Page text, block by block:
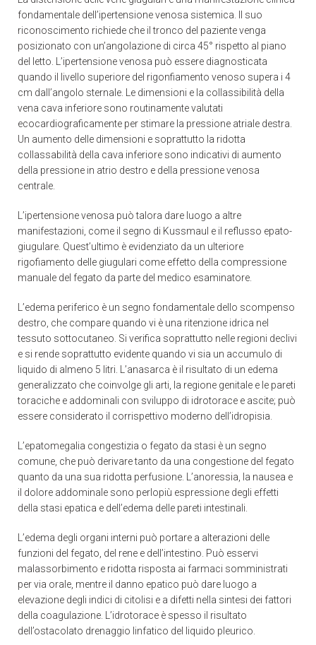
fondamentale dell’ipertensione venosa sistemica. Il suo
riconoscimento richiede che il tronco del paziente venga
posizionato con un’angolazione di circa 45° rispetto al piano
del letto. L’ipertensione venosa può essere diagnosticata
quando il livello superiore del rigonfiamento venoso supera i 4
cm dall’angolo sternale. Le dimensioni e la collassibilità della
vena cava inferiore sono routinamente valutati
ecocardiograficamente per stimare la pressione atriale destra.
Un aumento delle dimensioni e soprattutto la ridotta
collassabilità della cava inferiore sono indicativi di aumento
della pressione in atrio destro e della pressione venosa
centrale.
L’ipertensione venosa può talora dare luogo a altre
manifestazioni, come il segno di Kussmaul e il reflusso epato-
giugulare. Quest’ultimo è evidenziato da un ulteriore
rigofiamento delle giugulari come effetto della compressione
manuale del fegato da parte del medico esaminatore.
L’edema periferico è un segno fondamentale dello scompenso
destro, che compare quando vi è una ritenzione idrica nel
tessuto sottocutaneo. Si verifica soprattutto nelle regioni declivi
e si rende soprattutto evidente quando vi sia un accumulo di
liquido di almeno 5 litri. L’anasarca è il risultato di un edema
generalizzato che coinvolge gli arti, la regione genitale e le pareti
toraciche e addominali con sviluppo di idrotorace e ascite; può
essere considerato il corrispettivo moderno dell’idropisia.
L’epatomegalia congestizia o fegato da stasi è un segno
comune, che può derivare tanto da una congestione del fegato
quanto da una sua ridotta perfusione. L’anoressia, la nausea e
il dolore addominale sono perlopiù espressione degli effetti
della stasi epatica e dell’edema delle pareti intestinali.
L’edema degli organi interni può portare a alterazioni delle
funzioni del fegato, del rene e dell’intestino. Può esservi
malassorbimento e ridotta risposta ai farmaci somministrati
per via orale, mentre il danno epatico può dare luogo a
elevazione degli indici di citolisi e a difetti nella sintesi dei fattori
della coagulazione. L’idrotorace è spesso il risultato
dell’ostacolato drenaggio linfatico del liquido pleurico.